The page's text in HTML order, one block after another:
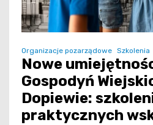
Organizacje pozarządowe Szkolenia
Nowe
Gospodyń
Dopiewie:
praktycznych